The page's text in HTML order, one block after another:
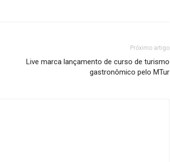
Próximo artigo
Live marca lançamento de curso de turismo
gastronômico pelo MTur